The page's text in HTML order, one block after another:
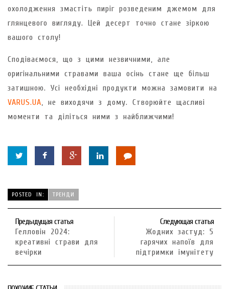
охолодження змастіть пиріг розведеним джемом для
глянцевого вигляду. Цей десерт точно стане зіркою
вашого столу!
Сподіваємося, що з цими незвичними, але
оригінальними стравами ваша осінь стане ще більш
затишною. Усі необхідні продукти можна замовити на
VARUS.UA, не виходячи з дому. Створюйте щасливі
моменти та діліться ними з найближчими!
POSTED IN: ТРЕНДИ
Предыдущая статья
Гелловін 2024:
креативні страви для
вечірки
Следующая статья
Жодних застуд: 5
гарячих напоїв для
підтримки імунітету